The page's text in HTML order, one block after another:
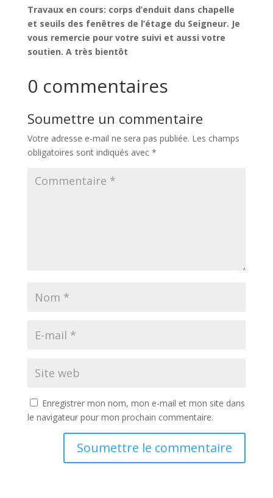
Travaux en cours: corps d’enduit dans chapelle
et seuils des fenêtres de l’étage du Seigneur. Je
vous remercie pour votre suivi et aussi votre
soutien. A très bientôt
0 commentaires
Soumettre un commentaire
Votre adresse e-mail ne sera pas publiée. Les champs
obligatoires sont indiqués avec *
Enregistrer mon nom, mon e-mail et mon site dans
le navigateur pour mon prochain commentaire.
Soumettre le commentaire